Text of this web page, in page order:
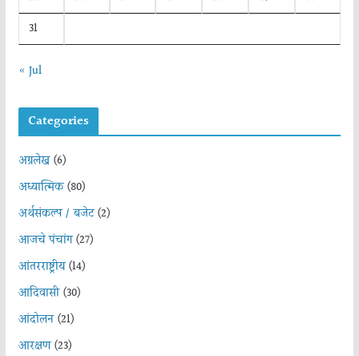
31
« Jul
Categories
अग्रलेख(6)
अध्यात्मिक(80)
अर्थसंकल्प / बजेट(2)
आजचे पंचांग(27)
आंतरराष्ट्रीय(14)
आदिवासी(30)
आंदोलन(21)
आरक्षण(23)